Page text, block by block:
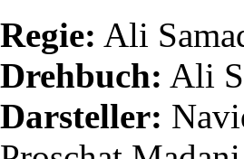
Regie: Ali
Drehbuch: Ali
Darsteller: